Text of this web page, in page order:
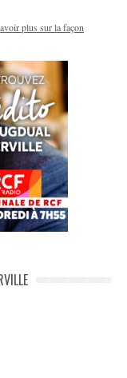
plus sur la façon